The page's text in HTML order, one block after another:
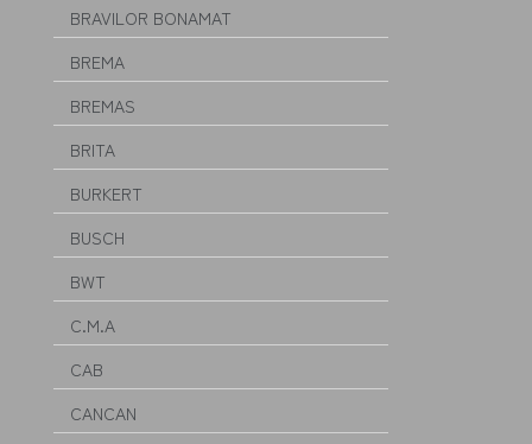
BRAVILOR BONAMAT
BREMA
BREMAS
BRITA
BURKERT
BUSCH
BWT
C.M.A
CAB
CANCAN